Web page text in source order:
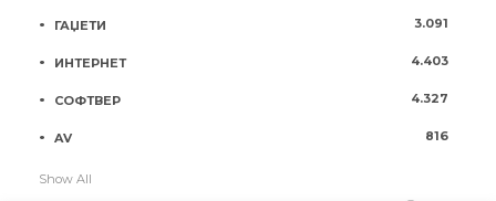
ГАЏЕТИ 3.091
ИНТЕРНЕТ 4.403
СОФТВЕР 4.327
AV 816
Show All